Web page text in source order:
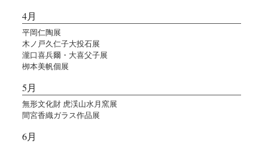
4月
平岡仁陶展
木ノ戸久仁子大投石展
瀧口喜兵爾・大喜父子展
栁本美帆個展
5月
無形文化財 虎渓山水月窯展
間宮香織ガラス作品展
6月